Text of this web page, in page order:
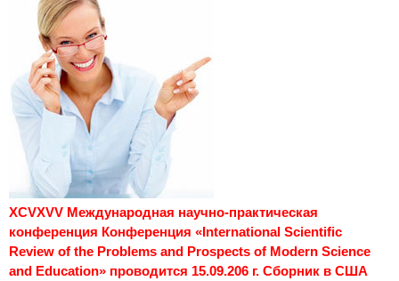
XCVXVV Международная научно-практическая
конференция Конференция «International Scientific
Review of the Problems and Prospects of Modern Science
and Education» проводится 15.09.206 г. Сборник в США